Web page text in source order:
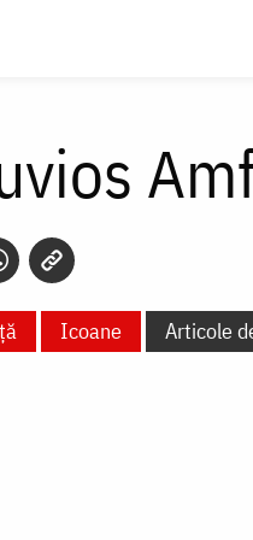
Icoane Articole